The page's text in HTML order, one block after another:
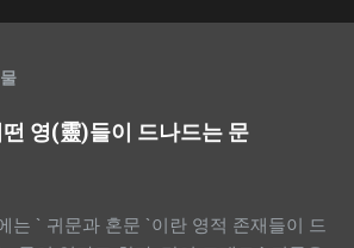
영(靈)들이 드나드는 문
는 ` 귀문과 혼문 `이란 영적 존재들이 드